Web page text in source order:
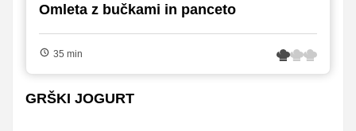
Omleta z bučkami in panceto
35 min
GRŠKI JOGURT